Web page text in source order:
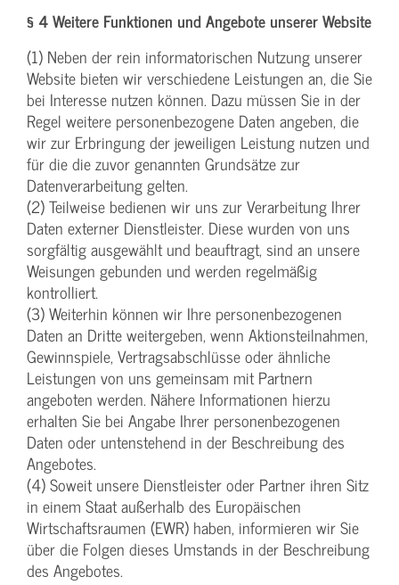
§ 4 Weitere Funktionen und Angebote unserer Website
(1) Neben der rein informatorischen Nutzung unserer
Website bieten wir verschiedene Leistungen an, die Sie
bei Interesse nutzen können. Dazu müssen Sie in der
Regel weitere personenbezogene Daten angeben, die
wir zur Erbringung der jeweiligen Leistung nutzen und
für die die zuvor genannten Grundsätze zur
Datenverarbeitung gelten.
(2) Teilweise bedienen wir uns zur Verarbeitung Ihrer
Daten externer Dienstleister. Diese wurden von uns
sorgfältig ausgewählt und beauftragt, sind an unsere
Weisungen gebunden und werden regelmäßig
kontrolliert.
(3) Weiterhin können wir Ihre personenbezogenen
Daten an Dritte weitergeben, wenn Aktionsteilnahmen,
Gewinnspiele, Vertragsabschlüsse oder ähnliche
Leistungen von uns gemeinsam mit Partnern
angeboten werden. Nähere Informationen hierzu
erhalten Sie bei Angabe Ihrer personenbezogenen
Daten oder untenstehend in der Beschreibung des
Angebotes.
(4) Soweit unsere Dienstleister oder Partner ihren Sitz
in einem Staat außerhalb des Europäischen
Wirtschaftsraumen (EWR) haben, informieren wir Sie
über die Folgen dieses Umstands in der Beschreibung
des Angebotes.